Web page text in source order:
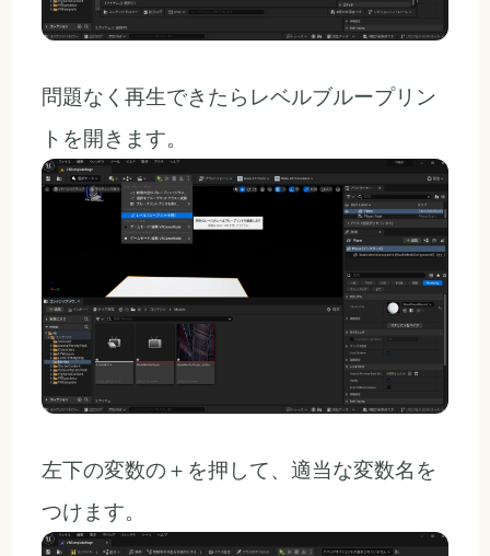
問題なく再生できたらレベルブループリン
トを開きます。
左下の変数の＋を押して、適当な変数名を
つけます。